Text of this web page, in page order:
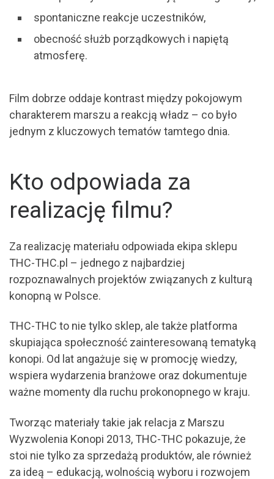
spontaniczne reakcje uczestników,
obecność służb porządkowych i napiętą
atmosferę.
Film dobrze oddaje kontrast między pokojowym
charakterem marszu a reakcją władz – co było
jednym z kluczowych tematów tamtego dnia.
Kto odpowiada za
realizację filmu?
Za realizację materiału odpowiada ekipa sklepu
THC-THC.pl – jednego z najbardziej
rozpoznawalnych projektów związanych z kulturą
konopną w Polsce.
THC-THC to nie tylko sklep, ale także platforma
skupiająca społeczność zainteresowaną tematyką
konopi. Od lat angażuje się w promocję wiedzy,
wspiera wydarzenia branżowe oraz dokumentuje
ważne momenty dla ruchu prokonopnego w kraju.
Tworząc materiały takie jak relacja z Marszu
Wyzwolenia Konopi 2013, THC-THC pokazuje, że
stoi nie tylko za sprzedażą produktów, ale również
za ideą – edukacją, wolnością wyboru i rozwojem